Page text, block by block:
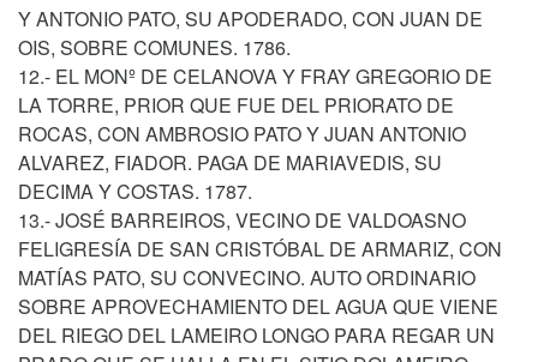
Y ANTONIO PATO, SU APODERADO, CON JUAN DE
OIS, SOBRE COMUNES. 1786.
12.- EL MONº DE CELANOVA Y FRAY GREGORIO DE
LA TORRE, PRIOR QUE FUE DEL PRIORATO DE
ROCAS, CON AMBROSIO PATO Y JUAN ANTONIO
ALVAREZ, FIADOR. PAGA DE MARIAVEDIS, SU
DECIMA Y COSTAS. 1787.
13.- JOSÉ BARREIROS, VECINO DE VALDOASNO
FELIGRESÍA DE SAN CRISTÓBAL DE ARMARIZ, CON
MATÍAS PATO, SU CONVECINO. AUTO ORDINARIO
SOBRE APROVECHAMIENTO DEL AGUA QUE VIENE
DEL RIEGO DEL LAMEIRO LONGO PARA REGAR UN